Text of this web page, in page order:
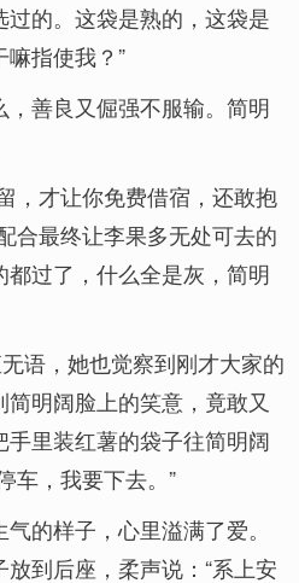
的。这袋是熟的，这袋是
指使我？”
善良又倔强不服输。简明
，才让你免费借宿，还敢抱
合最终让李果多无处可去的
过了，什么全是灰，简明
语，她也觉察到刚才大家的
明阔脸上的笑意，竟敢又
里装红薯的袋子往简明阔
车，我要下去。”
的样子，心里溢满了爱。
到后座，柔声说：“系上安